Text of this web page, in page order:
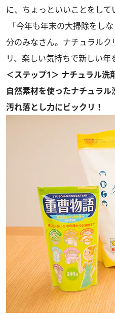
に、ちょっといいことをして
「今年も年末の大掃除をし
分のみなさん。ナチュラル
リ、楽しい気持ちで新しい年
＜ステップ1＞ ナチュラル洗
自然素材を使ったナチュラル
汚れ落とし力にビックリ！